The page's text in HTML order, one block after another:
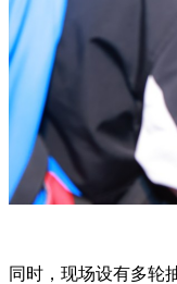
同时，现场设有多轮